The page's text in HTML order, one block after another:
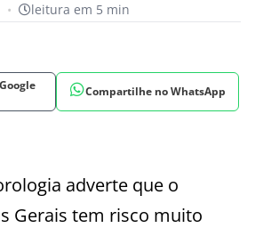
• leitura em 5 min
Compartilhe no WhatsApp
adverte que o
Gerais tem risco muito